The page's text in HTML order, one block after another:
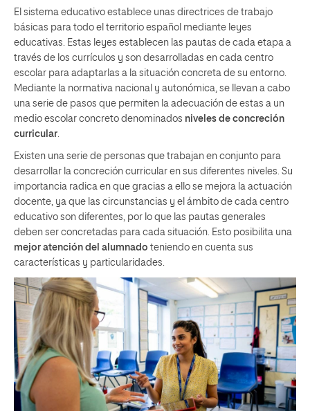
El sistema educativo establece unas directrices de trabajo
básicas para todo el territorio español mediante leyes
educativas. Estas leyes establecen las pautas de cada etapa a
través de los currículos y son desarrolladas en cada centro
escolar para adaptarlas a la situación concreta de su entorno.
Mediante la normativa nacional y autonómica, se llevan a cabo
una serie de pasos que permiten la adecuación de estas a un
medio escolar concreto denominados niveles de concreción
curricular
Existen una serie de personas que trabajan en conjunto para
desarrollar la concreción curricular en sus diferentes niveles. Su
importancia radica en que gracias a ello se mejora la actuación
docente, ya que las circunstancias y el ámbito de cada centro
educativo son diferentes, por lo que las pautas generales
deben ser concretadas para cada situación. Esto posibilita una
mejor atención del alumnado teniendo en cuenta sus
características y particularidades.